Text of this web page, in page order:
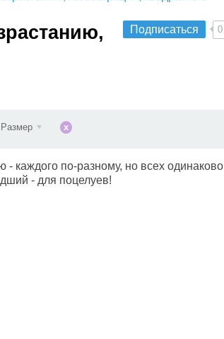
Подписаться 0
Размер x
каждого по-разному, но всех одинаково
- для поцелуев!